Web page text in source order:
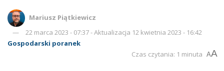
Mariusz Piątkiewicz
22 marca 2023 - 07:37 - Aktualizacja 12 kwietnia 2023 - 16:42
Gospodarski poranek
Czas czytania: 1 minuta AA